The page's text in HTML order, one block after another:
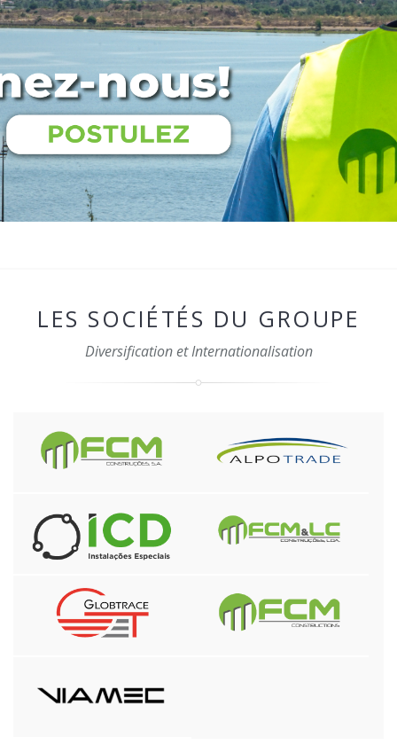
LES SOCIÉTÉS DU GROUPE
Diversification et Internationalisation